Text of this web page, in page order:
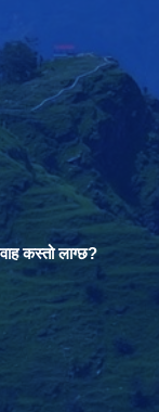
कस्तो लाग्छ?